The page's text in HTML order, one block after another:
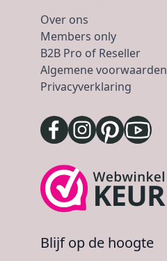
Over ons
Members only
B2B Pro of Reseller
Algemene voorwaarden
Privacyverklaring
Blijf op de hoogte